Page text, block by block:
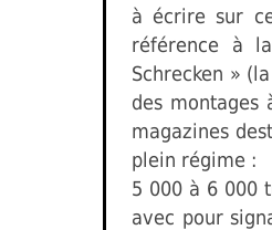
à écrire sur
référence à
Schrecken »
des
magazines
plein régime :
5 000 à 6 000
avec pour